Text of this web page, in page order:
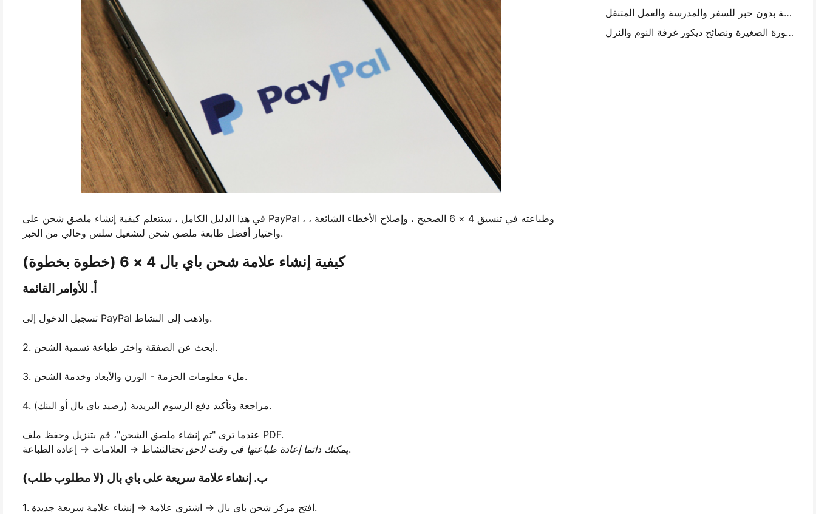
في هذا الدليل الكامل ، ستتعلم كيفية إنشاء ملصق شحن على PayPal ، وطباعته في تنسيق 4 × 6 الصحيح ، وإصلاح الأخطاء الشائعة ،
واختيار أفضل طابعة ملصق شحن لتشغيل سلس وخالي من الحبر.
كيفية إنشاء علامة شحن باي بال 4 × 6 (خطوة بخطوة)
أ. للأوامر القائمة
تسجيل الدخول إلى PayPal واذهب إلى النشاط.
2. ابحث عن الصفقة واختر طباعة تسمية الشحن.
3. ملء معلومات الحزمة - الوزن والأبعاد وخدمة الشحن.
4. مراجعة وتأكيد دفع الرسوم البريدية (رصيد باي بال أو البنك).
عندما ترى "تم إنشاء ملصق الشحن"، قم بتنزيل وحفظ ملف PDF.
يمكنك دائما إعادة طباعتها في وقت لاحق تحتالنشاط → العلامات → إعادة الطباعة.
ب. إنشاء علامة سريعة على باي بال (لا مطلوب طلب)
1. افتح مركز شحن باي بال → اشتري علامة → إنشاء علامة سريعة جديدة.
أفضل طابعة محمولة بدون حبر للسفر والمدرسة والعمل المتنقل: Hanin MT620 Pro Review
أفكار تصميم جدار الصورة الصغيرة ونصائح ديكور غرفة النوم والنزل